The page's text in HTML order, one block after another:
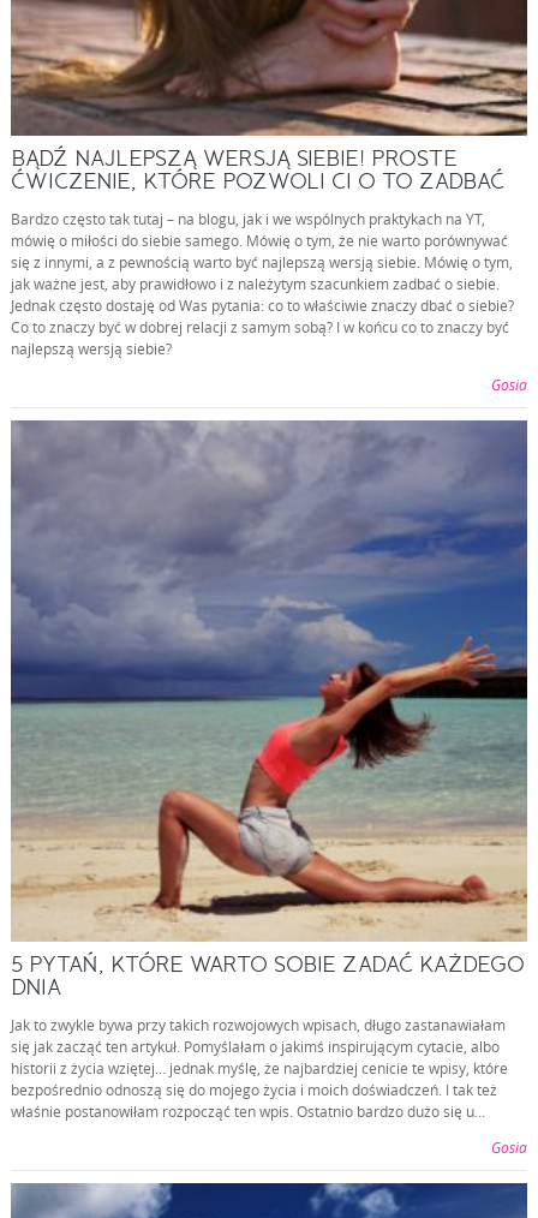
BĄDŹ NAJLEPSZĄ WERSJĄ SIEBIE! PROSTE
ĆWICZENIE, KTÓRE POZWOLI CI O TO ZADBAĆ
Bardzo często tak tutaj – na blogu, jak i we wspólnych praktykach na YT,
mówię o miłości do siebie samego. Mówię o tym, że nie warto porównywać
się z innymi, a z pewnością warto być najlepszą wersją siebie. Mówię o tym,
jak ważne jest, aby prawidłowo i z należytym szacunkiem zadbać o siebie.
Jednak często dostaję od Was pytania: co to właściwie znaczy dbać o siebie?
Co to znaczy być w dobrej relacji z samym sobą? I w końcu co to znaczy być
najlepszą wersją siebie?
Gosia
5 PYTAŃ, KTÓRE WARTO SOBIE ZADAĆ KAŻDEGO
DNIA
Jak to zwykle bywa przy takich rozwojowych wpisach, długo zastanawiałam
się jak zacząć ten artykuł. Pomyślałam o jakimś inspirującym cytacie, albo
historii z życia wziętej… jednak myślę, że najbardziej cenicie te wpisy, które
bezpośrednio odnoszą się do mojego życia i moich doświadczeń. I tak też
właśnie postanowiłam rozpocząć ten wpis. Ostatnio bardzo dużo się u…
Gosia